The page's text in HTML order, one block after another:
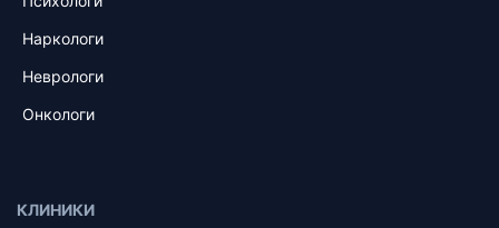
Наркологи
Неврологи
Онкологи
КЛИНИКИ